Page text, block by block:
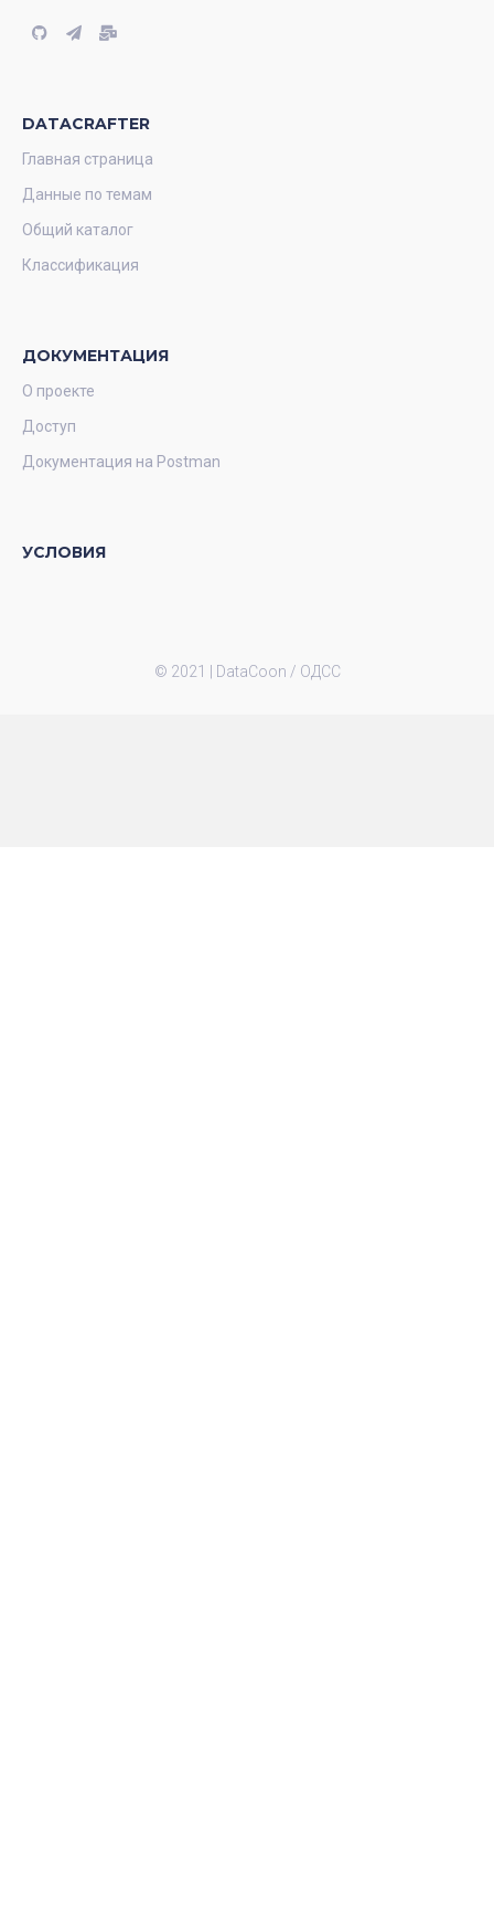
DATACRAFTER
Главная страница
Данные по темам
Общий каталог
Классификация
ДОКУМЕНТАЦИЯ
О проекте
Доступ
Документация на Postman
УСЛОВИЯ
© 2021 | DataCoon / ОДСС